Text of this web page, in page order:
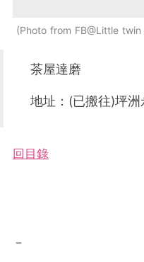
Photo from FB@Little twin
茶屋達磨
地址：(已搬往)坪
回目錄
－